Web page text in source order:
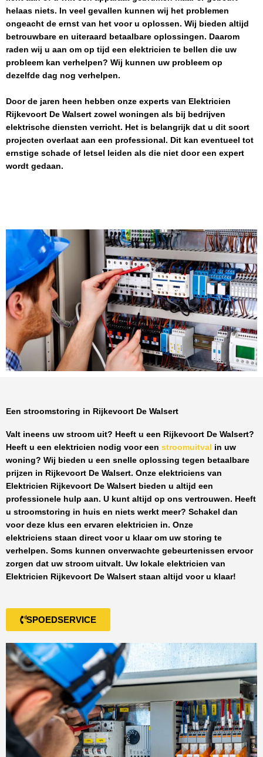
helaas niets. In veel gevallen kunnen wij het problemen
ongeacht de ernst van het voor u oplossen. Wij bieden altijd
betrouwbare en uiteraard betaalbare oplossingen. Daarom
raden wij u aan om op tijd een elektricien te bellen die uw
probleem kan verhelpen? Wij kunnen uw probleem op
dezelfde dag nog verhelpen.
Door de jaren heen hebben onze experts van Elektricien
Rijkevoort De Walsert zowel woningen als bij bedrijven
elektrische diensten verricht. Het is belangrijk dat u dit soort
projecten overlaat aan een professional. Dit kan eventueel tot
ernstige schade of letsel leiden als die niet door een expert
wordt gedaan.
Een stroomstoring in Rijkevoort De Walsert
Valt ineens uw stroom uit? Heeft u een Rijkevoort De Walsert?
Heeft u een elektricien nodig voor een stroomuitval in uw
woning? Wij bieden u een snelle oplossing tegen betaalbare
prijzen in Rijkevoort De Walsert. Onze elektriciens van
Elektricien Rijkevoort De Walsert bieden u altijd een
professionele hulp aan. U kunt altijd op ons vertrouwen. Heeft
u stroomstoring in huis en niets werkt meer? Schakel dan
voor deze klus een ervaren elektricien in. Onze
elektriciens staan direct voor u klaar om uw storing te
verhelpen. Soms kunnen onverwachte gebeurtenissen ervoor
zorgen dat uw stroom uitvalt. Uw lokale elektricien van
Elektricien Rijkevoort De Walsert staan altijd voor u klaar!
SPOEDSERVICE